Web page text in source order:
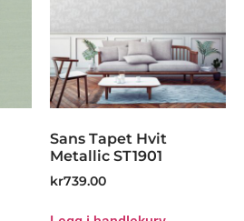
Sans Tapet Hvit
Metallic ST1901
kr739.00